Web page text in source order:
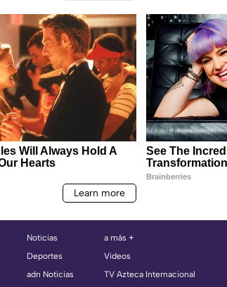
Noticias
Deportes
adn Noticias
a más +
Videos
TV Azteca Internacional